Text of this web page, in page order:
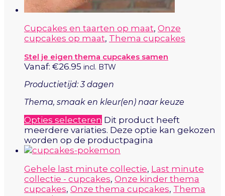
Cupcakes en taarten op maat, Onze
cupcakes op maat, Thema cupcakes
Stel je eigen thema cupcakes samen
Vanaf: €26.95 incl. BTW
Productietijd: 3 dagen
Thema, smaak en kleur(en) naar keuze
Opties selecteren Dit product heeft
meerdere variaties. Deze optie kan gekozen
worden op de productpagina
Gehele last minute collectie, Last minute
collectie - cupcakes, Onze kinder thema
cupcakes, Onze thema cupcakes, Thema